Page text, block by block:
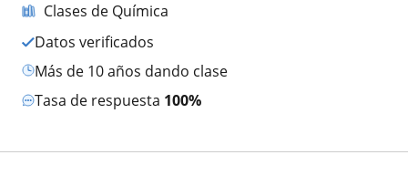
Clases de Química
Datos verificados
más de 10 años dando clase
Tasa de respuesta 100%